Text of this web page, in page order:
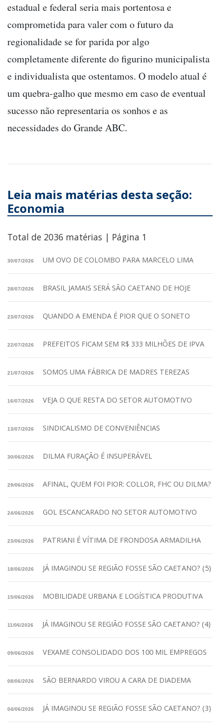
estadual e federal seria mais portentosa e
comprometida para valer com o futuro da
regionalidade se for parida por algo
completamente diferente do figurino municipalista
e individualista que ostentamos. O modelo atual é
um quebra-galho que mesmo em caso de eventual
sucesso não representaria os sonhos e as
necessidades do Grande ABC.
Leia mais matérias desta seção:
Economia
Total de 2036 matérias | Página 1
30/07/2026 UM OVO DE COLOMBO PARA MARCELO LIMA
28/07/2026 BRASIL JAMAIS SERÁ SÃO CAETANO DE HOJE
23/07/2026 QUANDO A EMENDA É PIOR QUE O SONETO
22/07/2026 PREFEITOS FICAM SEM R$ 333 MILHÕES DE IPVA
21/07/2026 SOMOS UMA FÁBRICA DE MADRES TEREZAS
16/07/2026 VEJA O QUE RESTA DO SETOR AUTOMOTIVO
13/07/2026 SINDICALISMO DE CONVENIÊNCIAS
30/06/2026 DILMA FURAÇÃO É INSUPERÁVEL
29/06/2026 AFINAL, QUEM FOI PIOR: COLLOR, FHC OU DILMA?
24/06/2026 GOL ESCANCARADO NO SETOR AUTOMOTIVO
23/06/2026 PATRIANI É VÍTIMA DE FRONDOSA ARMADILHA
18/06/2026 JÁ IMAGINOU SE REGIÃO FOSSE SÃO CAETANO? (5)
15/06/2026 MOBILIDADE URBANA E LOGÍSTICA PRODUTIVA
11/06/2026 JÁ IMAGINOU SE REGIÃO FOSSE SÃO CAETANO? (4)
09/06/2026 VEXAME CONSOLIDADO DOS 100 MIL EMPREGOS
08/06/2026 SÃO BERNARDO VIROU A CARA DE DIADEMA
04/06/2026 JÁ IMAGINOU SE REGIÃO FOSSE SÃO CAETANO? (3)